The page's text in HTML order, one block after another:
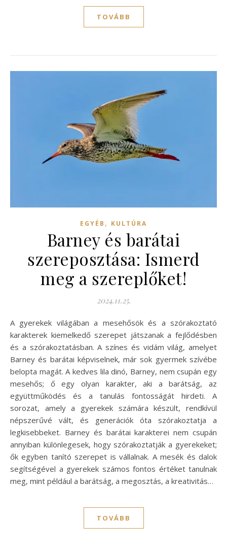
TOVÁBB
EGYÉB , KULTÚRA
Barney és barátai
szereposztása: Ismerd
meg a szereplőket!
2024.11.25.
A gyerekek világában a mesehősök és a szórakoztató
karakterek kiemelkedő szerepet játszanak a fejlődésben
és a szórakoztatásban. A színes és vidám világ, amelyet
Barney és barátai képviselnek, már sok gyermek szívébe
belopta magát. A kedves lila dinó, Barney, nem csupán egy
mesehős; ő egy olyan karakter, aki a barátság, az
együttműködés és a tanulás fontosságát hirdeti. A
sorozat, amely a gyerekek számára készült, rendkívül
népszerűvé vált, és generációk óta szórakoztatja a
legkisebbeket. Barney és barátai karakterei nem csupán
annyiban különlegesek, hogy szórakoztatják a gyerekeket;
ők egyben tanító szerepet is vállalnak. A mesék és dalok
segítségével a gyerekek számos fontos értéket tanulnak
meg, mint például a barátság, a megosztás, a kreativitás…
TOVÁBB